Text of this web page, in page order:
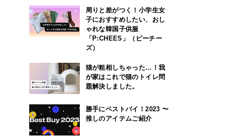
周りと差がつく！小学生女
子におすすめしたい、おし
ゃれな韓国子供服
「P:CHEES」（ピーチー
ズ）
猫が粗相しちゃった…！我
が家はこれで猫のトイレ問
題解決しました。
勝手にベストバイ！2023 〜
推しのアイテムご紹介